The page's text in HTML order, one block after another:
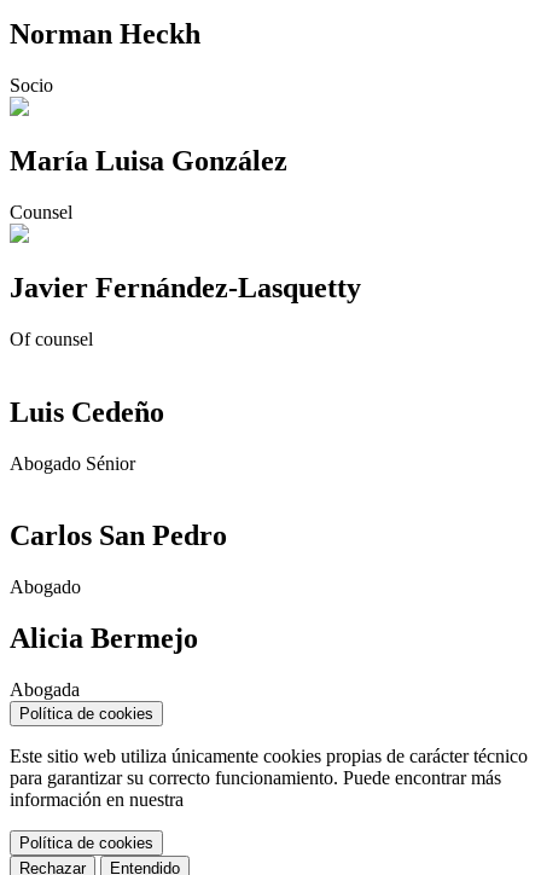
Norman Heckh
Socio
María Luisa González
Counsel
Javier Fernández-Lasquetty
Of counsel
Luis Cedeño
Abogado Sénior
Carlos San Pedro
Abogado
Alicia Bermejo
Abogada
Política de cookies
Este sitio web utiliza únicamente cookies propias de carácter técnico
para garantizar su correcto funcionamiento. Puede encontrar más
información en nuestra
Política de cookies
Rechazar
Entendido